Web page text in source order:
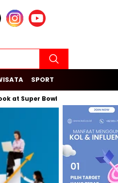
SPORT
Super Bowl Performances, New